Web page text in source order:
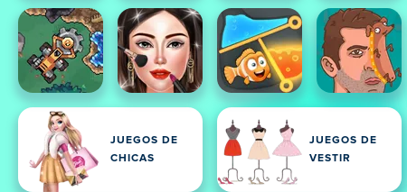
JUEGOS DE
CHICAS
JUEGOS DE
VESTIR